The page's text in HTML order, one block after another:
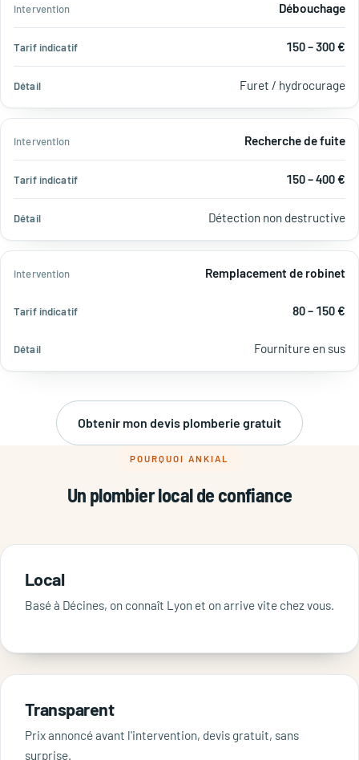
Débouchage
150 – 300 €
Furet / hydrocurage
Recherche de fuite
150 – 400 €
Détection non destructive
Remplacement de robinet
80 – 150 €
Fourniture en sus
Obtenir mon devis plomberie gratuit
POURQUOI ANKIAL
Un plombier local de confiance
Local
Basé à Décines, on connaît Lyon et on arrive vite chez vous.
Transparent
Prix annoncé avant l'intervention, devis gratuit, sans
surprise.